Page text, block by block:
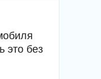
это без